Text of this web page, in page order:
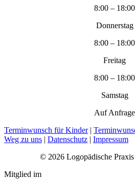
8:00 – 18:00
Donnerstag
8:00 – 18:00
Freitag
8:00 – 18:00
Samstag
Auf Anfrage
Terminwunsch für Kinder|
Weg zu uns
Datenschutz
Impressum
© 2026 Logopädische
Mitglied im